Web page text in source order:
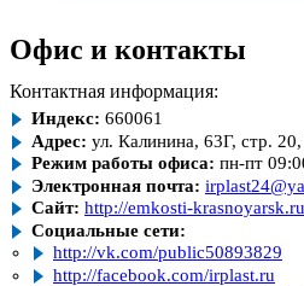
Офис и контакты
Контактная информация:
Индекс: 660061
Адрес: ул. Калинина, 63Г, стр.
Режим работы офиса: пн-пт
Электронная почта:
Сайт: http://emkosti-
Социальные сети:
http://vk.com/public50893829
http://facebook.com/irplast.ru